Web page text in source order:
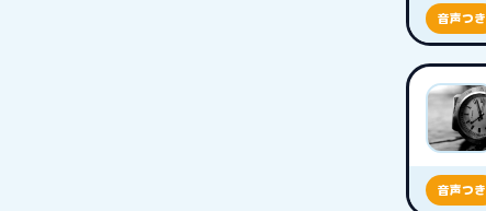
音声つき
音声つき